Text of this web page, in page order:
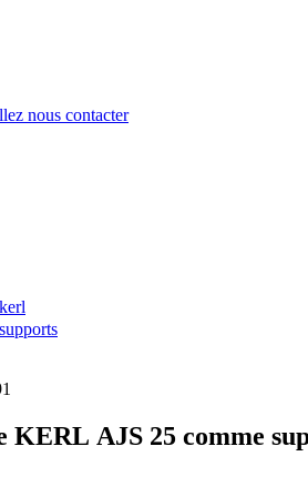
nous contacter
KERL AJS 25 comme